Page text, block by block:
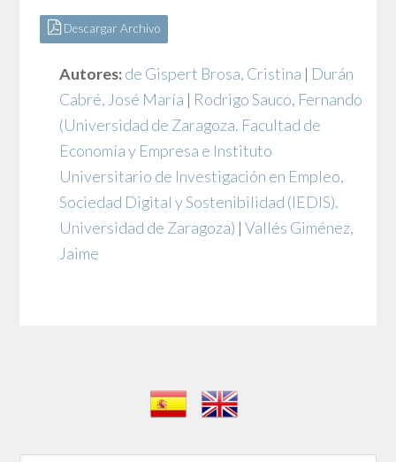
Descargar Archivo
Autores:de Gispert Brosa, Cristina | Durán
Cabré, José María | Rodrigo Sauco, Fernando
(Universidad de Zaragoza. Facultad de
Economía y Empresa e Instituto
Universitario de Investigación en Empleo,
Sociedad Digital y Sostenibilidad (IEDIS).
Universidad de Zaragoza) |Vallés Giménez,
Jaime